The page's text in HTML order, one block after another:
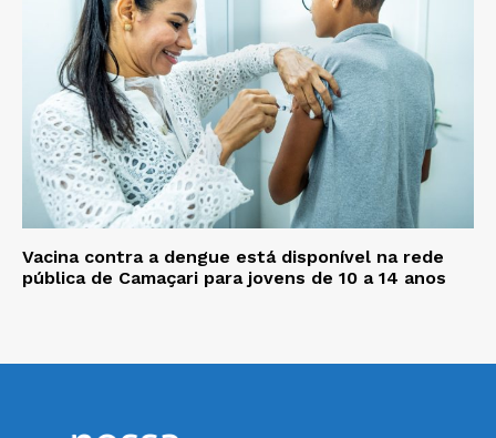
Vacina contra a dengue está disponível na rede
pública de Camaçari para jovens de 10 a 14 anos